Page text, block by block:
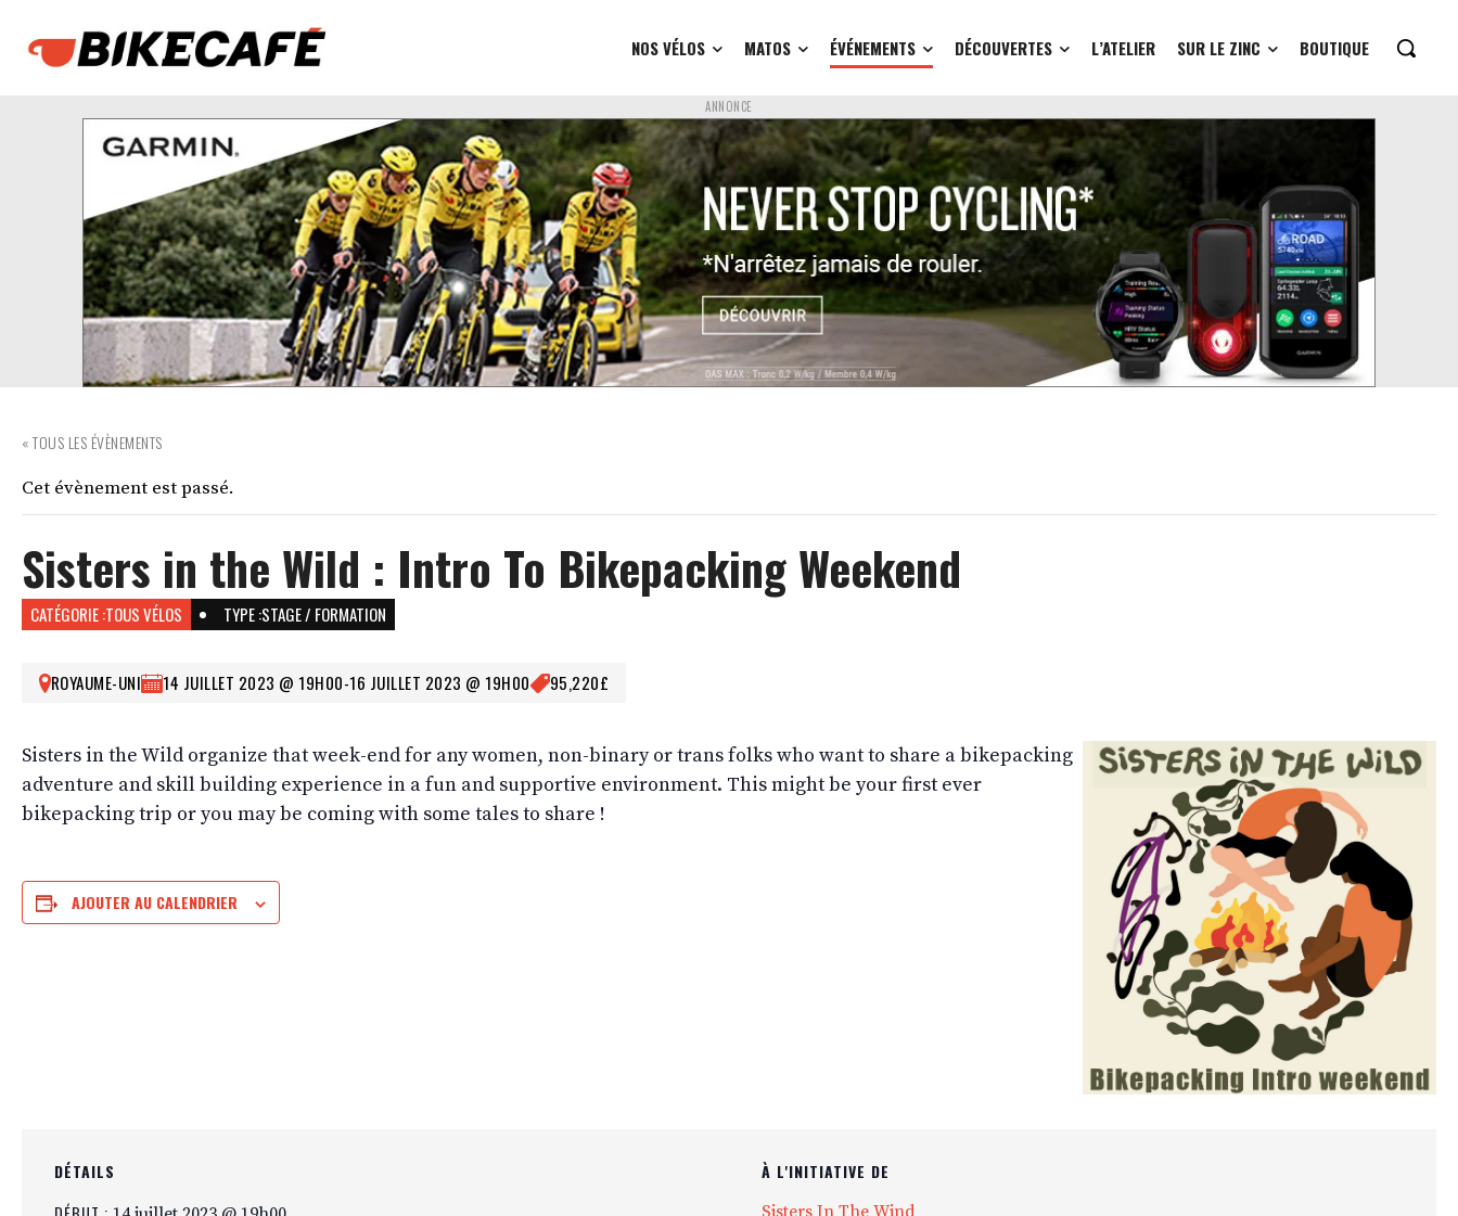
NOS VÉLOS MATOS ÉVÉNEMENTS DÉCOUVERTES L’ATELIER SUR LE ZINC BOUTIQUE
ANNONCE
« TOUS LES ÉVÈNEMENTS
Cet évènement est passé.
Sisters in the Wild : Intro To Bikepacking Weekend
CATÉGORIE :TOUS VÉLOS TYPE :STAGE / FORMATION
ROYAUME-UNI 14 JUILLET 2023 @ 19H00-16 JUILLET 2023 @ 19H00 95,220£
Sisters in the Wild organize that week-end for any women, non-binary or trans folks who want to share a bikepacking
adventure and skill building experience in a fun and supportive environment. This might be your first ever
bikepacking trip or you may be coming with some tales to share !
AJOUTER AU CALENDRIER
DÉTAILS
À L'INITIATIVE DE